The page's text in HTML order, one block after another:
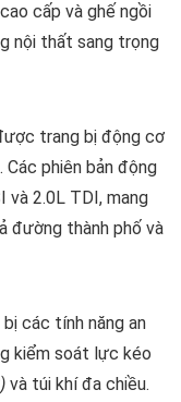
cấp và ghế ngồi
nội thất sang trọng
trang bị động cơ
Các phiên bản động
và 2.0L TDI, mang
đường thành phố và
các tính năng an
kiểm soát lực kéo
và túi khí đa chiều.